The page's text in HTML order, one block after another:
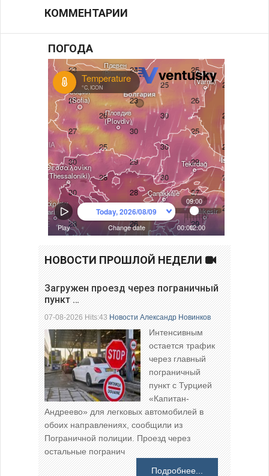
КОММЕНТАРИИ
ПОГОДА
НОВОСТИ ПРОШЛОЙ НЕДЕЛИ
Загружен проезд через пограничный
пункт …
07-08-2026 Hits:43Новости Александр Новинков
Интенсивным
остается трафик
через главный
пограничный
пункт с Турцией
«Капитан-
Андреево» для легковых автомобилей в
обоих направлениях, сообщили из
Пограничной полиции. Проезд через
остальные погранич
Подробнее...